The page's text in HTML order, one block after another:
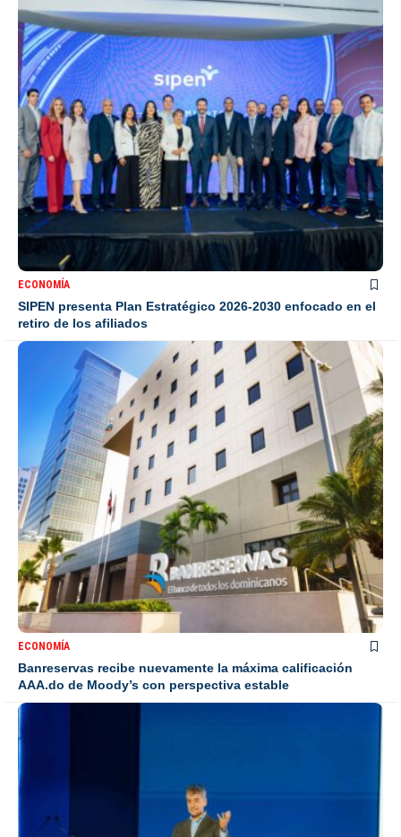
ECONOMÍA
SIPEN presenta Plan Estratégico 2026-2030 enfocado en el
retiro de los afiliados
ECONOMÍA
Banreservas recibe nuevamente la máxima calificación
AAA.do de Moody’s con perspectiva estable